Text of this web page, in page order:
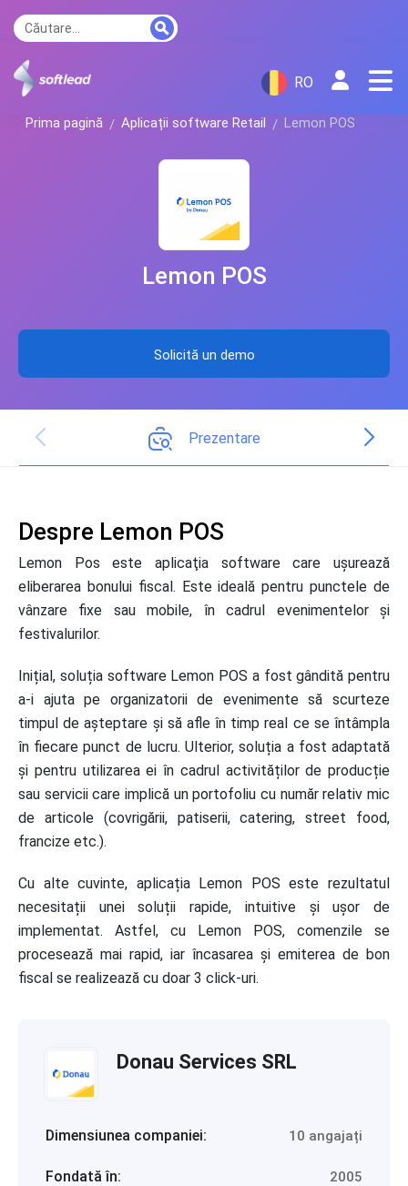
RO
Prima pagină Aplicații software Retail Lemon POS
Lemon POS
Solicită un demo
Prezentare
Despre Lemon POS
Lemon Pos este aplicaţia software care ușurează
eliberarea bonului fiscal. Este ideală pentru punctele de
vânzare fixe sau mobile, în cadrul evenimentelor și
festivalurilor.
Inițial, soluția software Lemon POS a fost gândită pentru
a-i ajuta pe organizatorii de evenimente să scurteze
timpul de așteptare și să afle în timp real ce se întâmpla
în fiecare punct de lucru. Ulterior, soluția a fost adaptată
și pentru utilizarea ei în cadrul activităților de producție
sau servicii care implică un portofoliu cu număr relativ mic
de articole (covrigării, patiserii, catering, street food,
francize etc.).
Cu alte cuvinte, aplicația Lemon POS este rezultatul
necesitații unei soluții rapide, intuitive și ușor de
implementat. Astfel, cu Lemon POS, comenzile se
procesează mai rapid, iar încasarea și emiterea de bon
fiscal se realizează cu doar 3 click-uri.
Donau Services SRL
Dimensiunea companiei: 10 angajați
Fondată în: 2005